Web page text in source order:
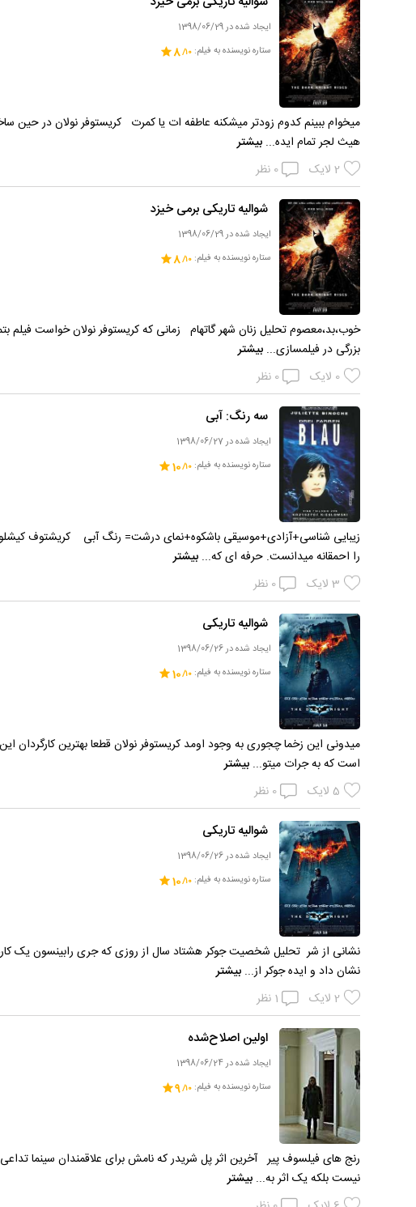
ایجاد شده در 1398/06/29
ستاره نویسنده به فیلم:
8
میخوام ببینم کدوم زودتر میشکنه عاطفه ات یا کمرت کریستوفر نولان در حین
هیث لجر تمام ایده...بیشتر
2 لایک 0 نظر
شوالیه تاریکی برمی خیزد
ایجاد شده در 1398/06/29
ستاره نویسنده به فیلم:
8
خوب،بد،معصوم تحلیل زنان شهر گاتهام زمانی که کریستوفر نولان خواست فیلم
بزرگی در فیلمسازی...بیشتر
0 لایک 0 نظر
سه رنگ: آبی
ایجاد شده در 1398/06/27
ستاره نویسنده به فیلم:
10
زیبایی شناسی+آزادی+موسیقی باشکوه+نمای درشت= رنگ آبی کریشتوف
را احمقانه میدانست. حرفه ای که...بیشتر
3 لایک 0 نظر
شوالیه تاریکی
ایجاد شده در 1398/06/26
ستاره نویسنده به فیلم:
10
است که به جرات میتو...بیشتر
5 لایک 0 نظر
شوالیه تاریکی
ایجاد شده در 1398/06/26
ستاره نویسنده به فیلم:
10
نشانی از شر تحلیل شخصیت جوکر هشتاد سال از روزی که‌ جری رابینسون یک
نشان داد و ایده جوکر از...بیشتر
2 لایک 1 نظر
اولین اصلاح‌شده
ایجاد شده در 1398/06/24
ستاره نویسنده به فیلم:
9
رنج های فیلسوف پیر آخرین اثر پل شریدر که نامش برای علاقمندان سینما
نیست بلکه یک اثر به‌...بیشتر